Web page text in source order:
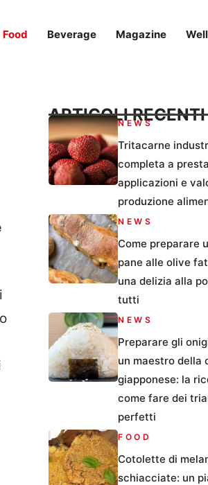
Food Beverage Magazine
ARTICOLI RECENTI
NEWS
Tritacarne
completa a
applicazioni e
produzione
NEWS
Come preparare
pane alle olive
una delizia alla
tutti
NEWS
Preparare gli
un maestro della
giapponese: la
come fare dei
perfetti
FOOD
Cotolette di
schiacciate: un